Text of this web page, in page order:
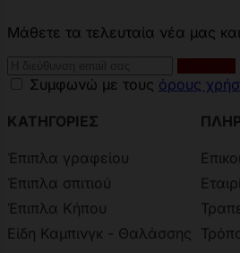
Μάθετε τα τελευταία νέα μας
Συμφωνώ με τους όρους
ΚΑΤΗΓΟΡΙΕΣ
Έπιπλα γραφείου
Έπιπλα σπιτιού
Έπιπλα Κήπου
Είδη Καμπινγκ - Θαλάσσης